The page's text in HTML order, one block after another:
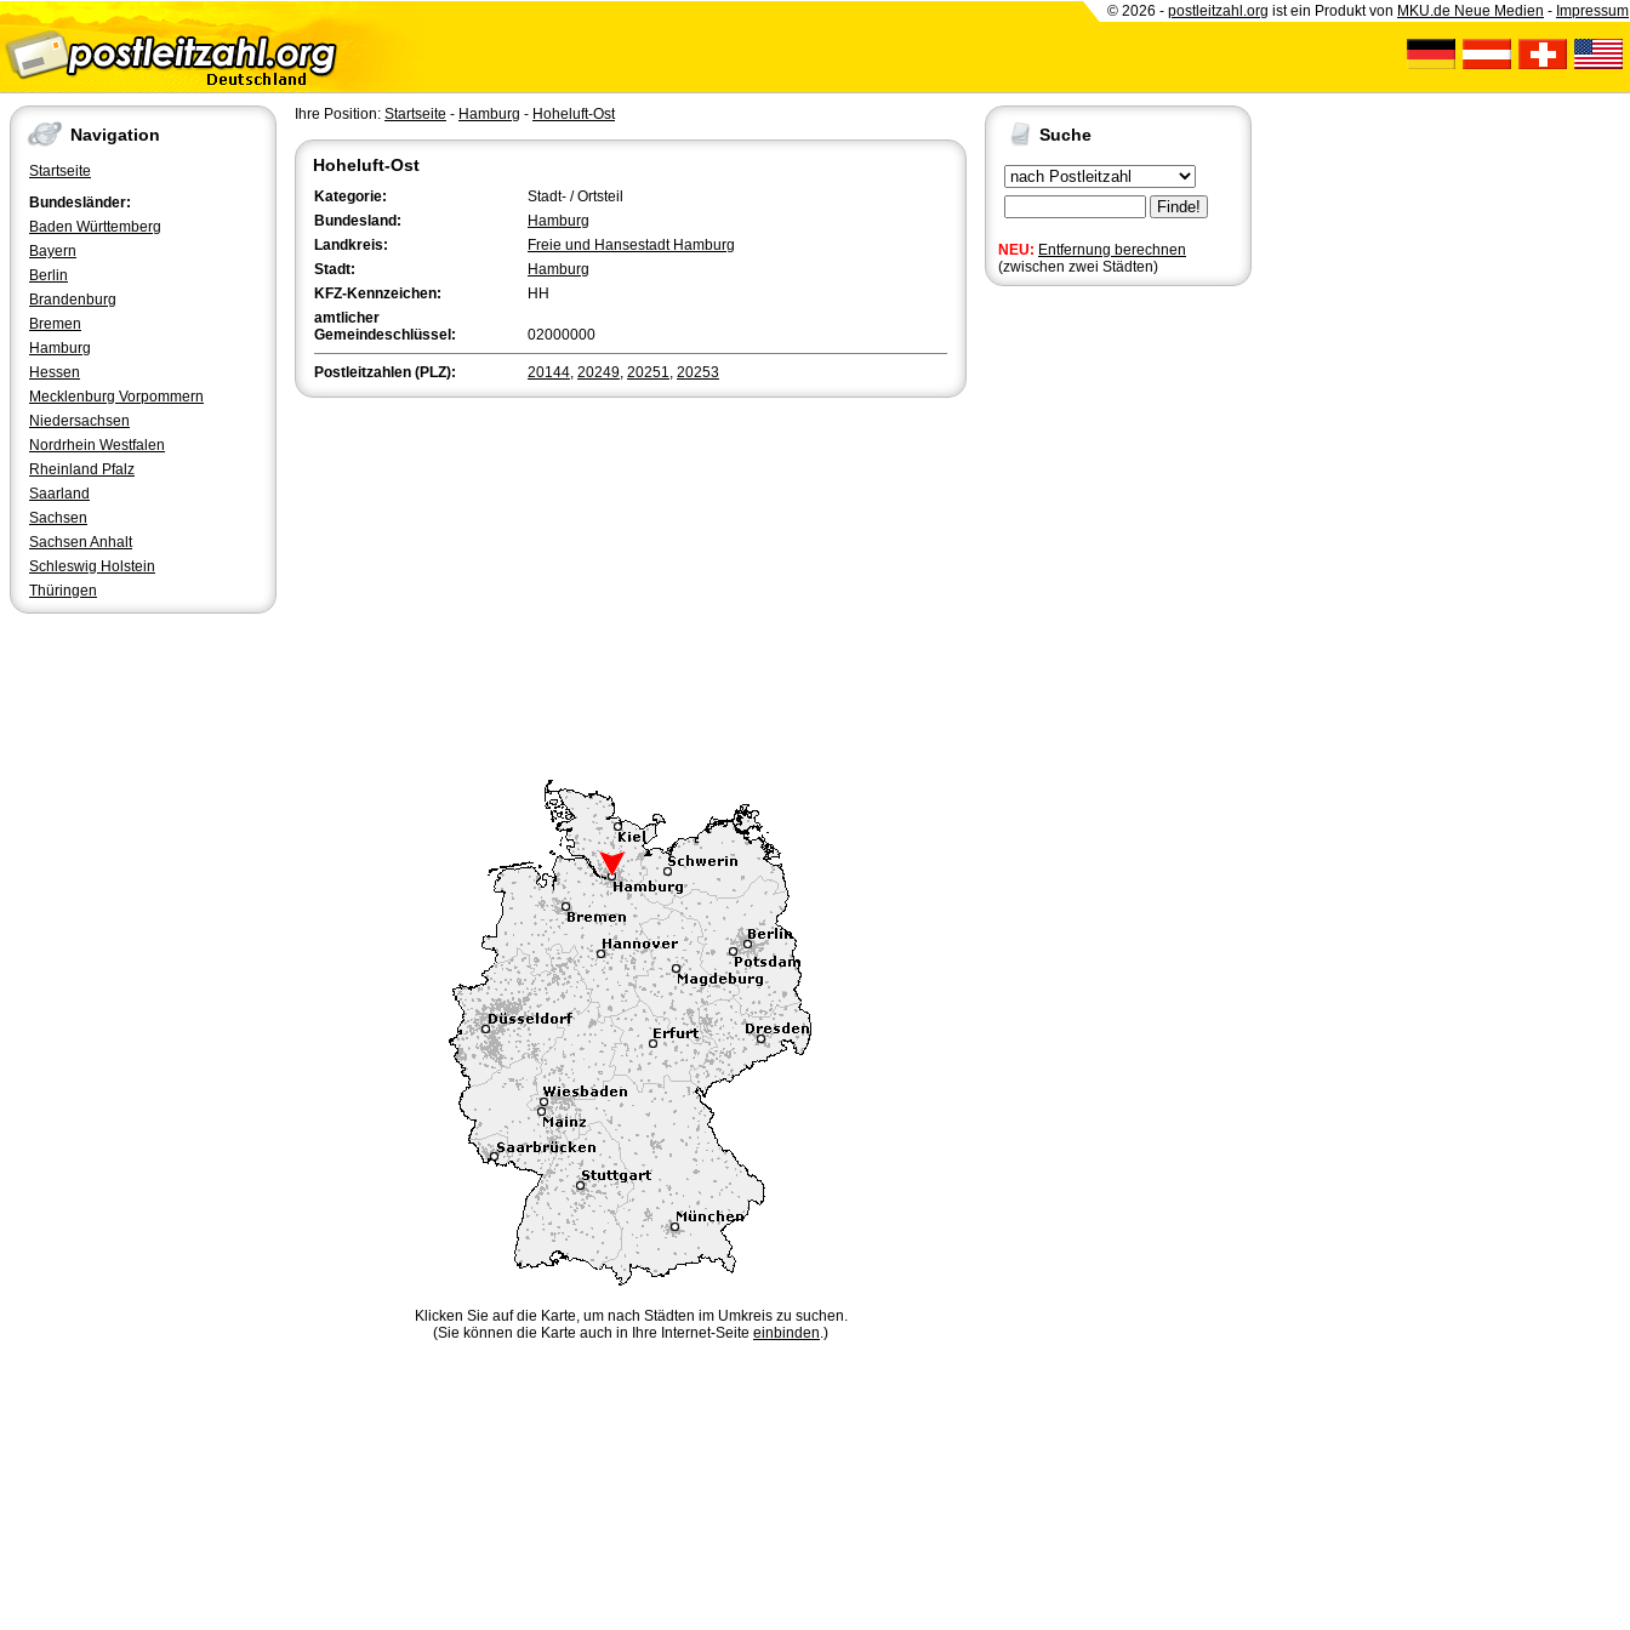
© 2026 - postleitzahl.org ist ein Produkt von MKU.de Neue Medien - Impressum
Navigation
Startseite
Bundesländer:
Baden Württemberg
Bayern
Berlin
Brandenburg
Bremen
Hamburg
Hessen
Mecklenburg Vorpommern
Niedersachsen
Nordrhein Westfalen
Rheinland Pfalz
Saarland
Sachsen
Sachsen Anhalt
Schleswig Holstein
Thüringen
Suche
NEU: Entfernung berechnen
(zwischen zwei Städten)
Ihre Position: Startseite - Hamburg - Hoheluft-Ost
Hoheluft-Ost
Kategorie:
Stadt- / Ortsteil
Bundesland:
Hamburg
Landkreis:
Freie und Hansestadt Hamburg
Stadt:
Hamburg
KFZ-Kennzeichen:
HH
amtlicher
Gemeindeschlüssel:
02000000
Postleitzahlen (PLZ): 20144, 20249, 20251, 20253
Klicken Sie auf die Karte, um nach Städten im Umkreis zu suchen.
(Sie können die Karte auch in Ihre Internet-Seite einbinden.)